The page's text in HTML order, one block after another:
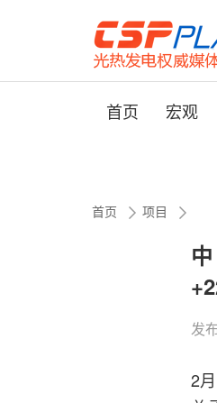
首页 宏观
首页 项目
发
2